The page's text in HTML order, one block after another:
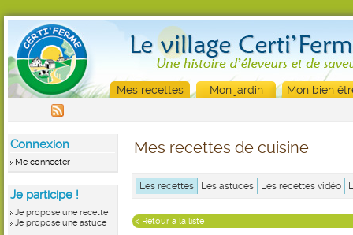
Mes recettes Mon jardin Mon bien
Connexion
Me connecter
Je participe !
Je propose une recette
Je propose une astuce
Mes recettes de cuisine
Les recettes Les astuces Les recettes vidéo
< Retour à la liste